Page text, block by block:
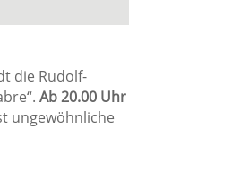
die Rudolf-
Ab 20.00 Uhr
ungewöhnliche